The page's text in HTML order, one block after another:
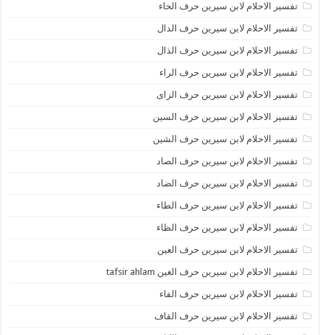
تفسير الاحلام لابن سيرين حرف الحاء
تفسير الاحلام لابن سيرين حرف الدال
تفسير الاحلام لابن سيرين حرف الذال
تفسير الاحلام لابن سيرين حرف الراء
تفسير الاحلام لابن سيرين حرف الزاى
تفسير الاحلام لابن سيرين حرف السين
تفسير الاحلام لابن سيرين حرف الشين
تفسير الاحلام لابن سيرين حرف الصاد
تفسير الاحلام لابن سيرين حرف الضاد
تفسير الاحلام لابن سيرين حرف الطاء
تفسير الاحلام لابن سيرين حرف الظاء
تفسير الاحلام لابن سيرين حرف العين
تفسير الاحلام لابن سيرين حرف الغين tafsir ahlam
تفسير الاحلام لابن سيرين حرف الفاء
تفسير الاحلام لابن سيرين حرف القاف